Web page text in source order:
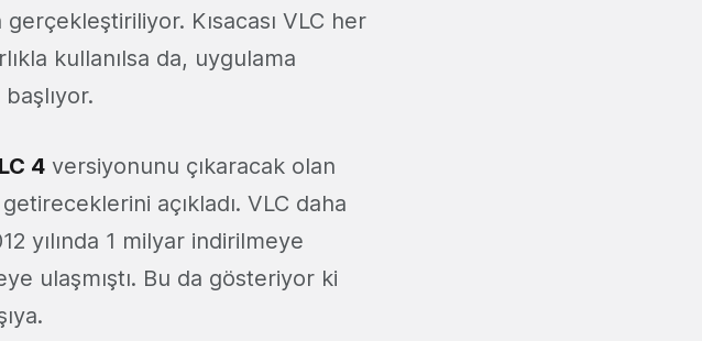
Kısacası VLC her
kullanılsa da, uygulama
4 versiyonunu çıkaracak olan
açıkladı. VLC daha
yılında 1 milyar indirilmeye
ulaşmıştı. Bu da gösteriyor ki